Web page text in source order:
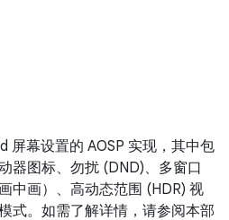
屏幕设置的 AOSP 实现，其中包
器图标、勿扰 (DND)、多窗口
中画）、高动态范围 (HDR) 视
式。如需了解详情，请参阅本部